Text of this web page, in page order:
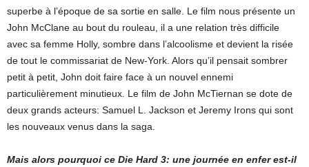
superbe à l’époque de sa sortie en salle. Le film nous présente un
John McClane au bout du rouleau, il a une relation très difficile
avec sa femme Holly, sombre dans l’alcoolisme et devient la risée
de tout le commissariat de New-York. Alors qu’il pensait sombrer
petit à petit, John doit faire face à un nouvel ennemi
particulièrement minutieux. Le film de John McTiernan se dote de
deux grands acteurs: Samuel L. Jackson et Jeremy Irons qui sont
les nouveaux venus dans la saga.
Mais alors pourquoi ce Die Hard 3: une journée en enfer est-il